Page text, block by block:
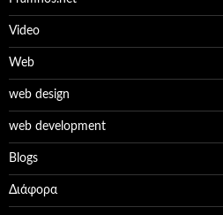
Video
Web
web design
web development
Βlogs
Διάφορα